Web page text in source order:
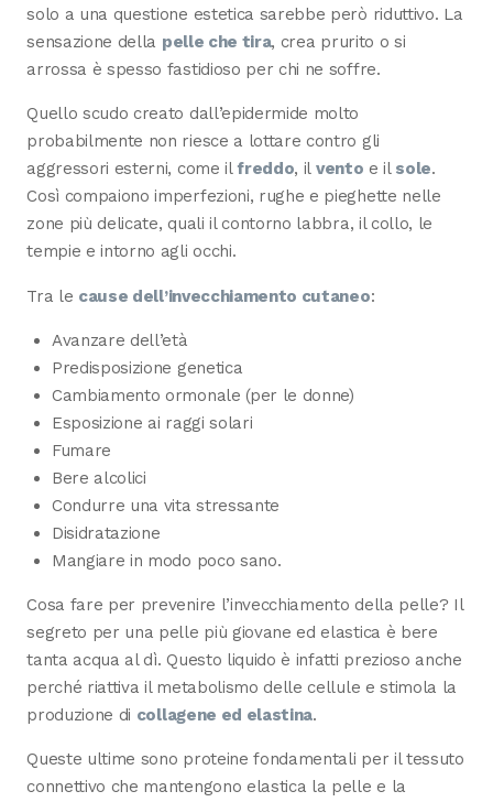
solo a una questione estetica sarebbe però riduttivo. La
sensazione della pelle che tira, crea prurito o si
arrossa è spesso fastidioso per chi ne soffre.
Quello scudo creato dall’epidermide molto
probabilmente non riesce a lottare contro gli
aggressori esterni, come ilfreddo, il vento e il sole.
Così compaiono imperfezioni, rughe e pieghette nelle
zone più delicate, quali il contorno labbra, il collo, le
tempie e intorno agli occhi.
Tra le cause dell’invecchiamento cutaneo:
Avanzare dell’età
Predisposizione genetica
Cambiamento ormonale (per le donne)
Esposizione ai raggi solari
Fumare
Bere alcolici
Condurre una vita stressante
Disidratazione
Mangiare in modo poco sano.
Cosa fare per prevenire l’invecchiamento della pelle? Il
segreto per una pelle più giovane ed elastica è bere
tanta acqua al dì. Questo liquido è infatti prezioso anche
perché riattiva il metabolismo delle cellule e stimola la
produzione di collagene ed elastina.
Queste ultime sono proteine fondamentali per il tessuto
connettivo che mantengono elastica la pelle e la